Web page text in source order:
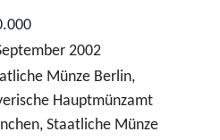
2002
Münze Berlin,
Hauptmünzamt
Staatliche Münze